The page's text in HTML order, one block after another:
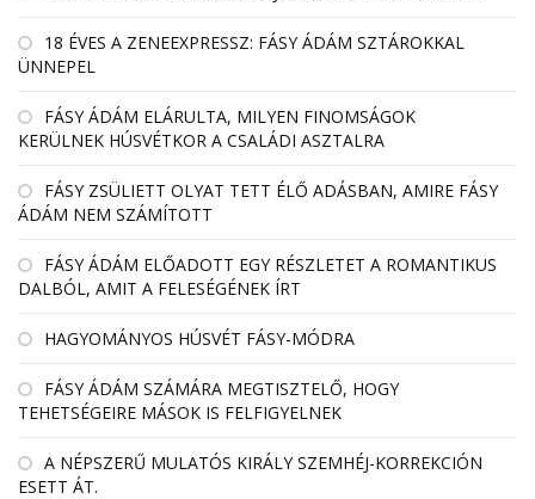
18 ÉVES A ZENEEXPRESSZ: FÁSY ÁDÁM SZTÁROKKAL
ÜNNEPEL
FÁSY ÁDÁM ELÁRULTA, MILYEN FINOMSÁGOK
KERÜLNEK HÚSVÉTKOR A CSALÁDI ASZTALRA
FÁSY ZSÜLIETT OLYAT TETT ÉLŐ ADÁSBAN, AMIRE FÁSY
ÁDÁM NEM SZÁMÍTOTT
FÁSY ÁDÁM ELŐADOTT EGY RÉSZLETET A ROMANTIKUS
DALBÓL, AMIT A FELESÉGÉNEK ÍRT
HAGYOMÁNYOS HÚSVÉT FÁSY-MÓDRA
FÁSY ÁDÁM SZÁMÁRA MEGTISZTELŐ, HOGY
TEHETSÉGEIRE MÁSOK IS FELFIGYELNEK
A NÉPSZERŰ MULATÓS KIRÁLY SZEMHÉJ-KORREKCIÓN
ESETT ÁT.